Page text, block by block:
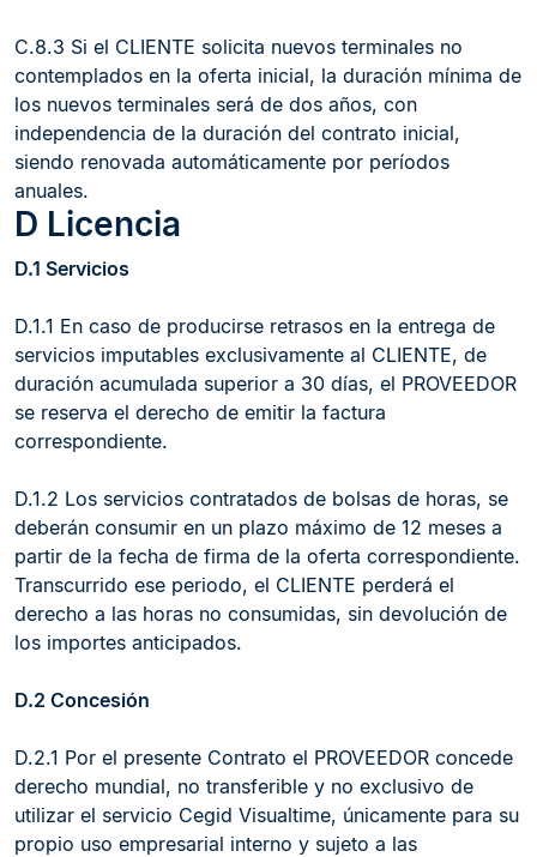
C.8.3 Si el CLIENTE solicita nuevos terminales no
contemplados en la oferta inicial, la duración mínima de
los nuevos terminales será de dos años, con
independencia de la duración del contrato inicial,
siendo renovada automáticamente por períodos
anuales.
D Licencia
D.1 Servicios
D.1.1 En caso de producirse retrasos en la entrega de
servicios imputables exclusivamente al CLIENTE, de
duración acumulada superior a 30 días, el PROVEEDOR
se reserva el derecho de emitir la factura
correspondiente.
D.1.2 Los servicios contratados de bolsas de horas, se
deberán consumir en un plazo máximo de 12 meses a
partir de la fecha de firma de la oferta correspondiente.
Transcurrido ese periodo, el CLIENTE perderá el
derecho a las horas no consumidas, sin devolución de
los importes anticipados.
D.2 Concesión
D.2.1 Por el presente Contrato el PROVEEDOR concede
derecho mundial, no transferible y no exclusivo de
utilizar el servicio Cegid Visualtime, únicamente para su
propio uso empresarial interno y sujeto a las